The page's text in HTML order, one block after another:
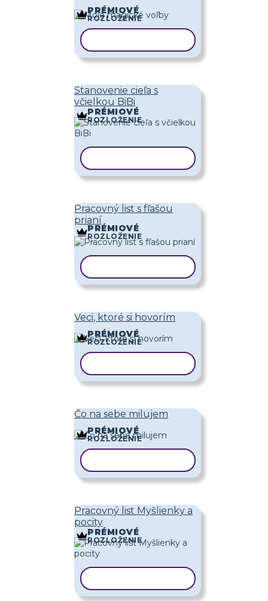
PRÉMIOVÉ
ROZLOŽENIE
Stanovenie cieľa s
včielkou BiBi
PRÉMIOVÉ
ROZLOŽENIE
Pracovný list s fľašou
prianí
PRÉMIOVÉ
ROZLOŽENIE
Veci, ktoré si hovorím
PRÉMIOVÉ
ROZLOŽENIE
Čo na sebe milujem
PRÉMIOVÉ
ROZLOŽENIE
Pracovný list Myšlienky a
pocity
PRÉMIOVÉ
ROZLOŽENIE